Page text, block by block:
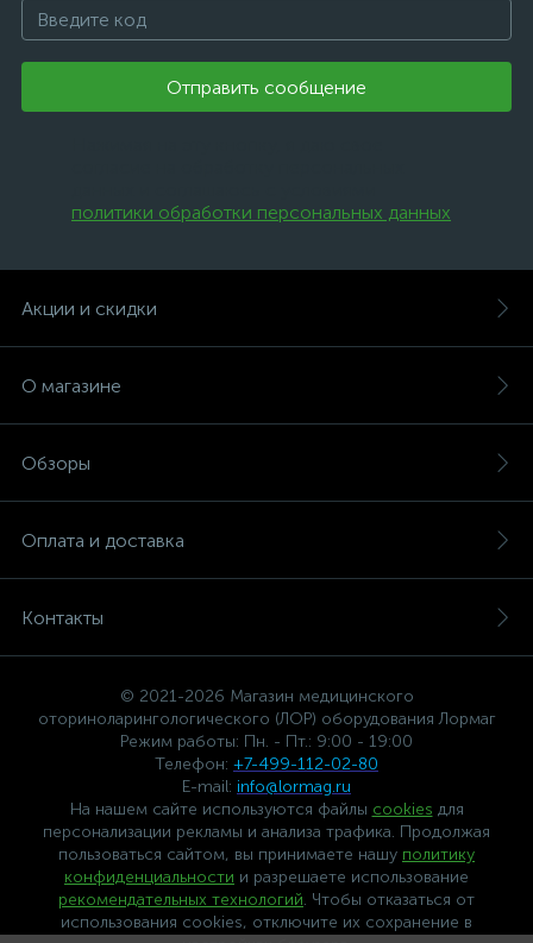
Отправить сообщение
политики обработки персональных данных
Акции и скидки
О магазине
Обзоры
Оплата и доставка
Контакты
© 2021-2026 Магазин медицинского
оториноларингологического (ЛОР) оборудования Лормаг
Режим работы: Пн. - Пт.: 9:00 - 19:00
Телефон: +7-499-112-02-80
E-mail: info@lormag.ru
На нашем сайте используются файлы cookies для
персонализации рекламы и анализа трафика. Продолжая
пользоваться сайтом, вы принимаете нашу политику
конфиденциальности и разрешаете использование
рекомендательных технологий. Чтобы отказаться от
использования cookies, отключите их сохранение в